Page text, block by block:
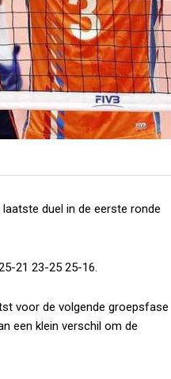
duel in de eerste ronde
21 23-25 25-16.
voor de volgende groepsfase
een klein verschil om de